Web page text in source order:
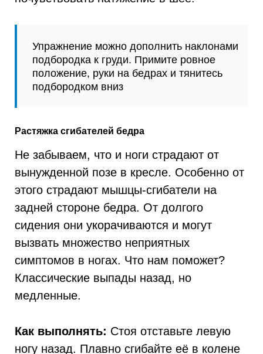
Упражнение можно дополнить наклонами
подбородка к груди. Примите ровное
положение, руки на бедрах и тянитесь
подбородком вниз
Растяжка сгибателей бедра
Не забываем, что и ноги страдают от
вынужденной позе в кресле. Особенно от
этого страдают мышцы-сгибатели на
задней стороне бедра. От долгого
сидения они укорачиваются и могут
вызвать множество неприятных
симптомов в ногах. Что нам поможет?
Классические выпады назад, но
медленные.
Как выполнять: Стоя отставьте левую
ногу назад. Плавно сгибайте её в колене